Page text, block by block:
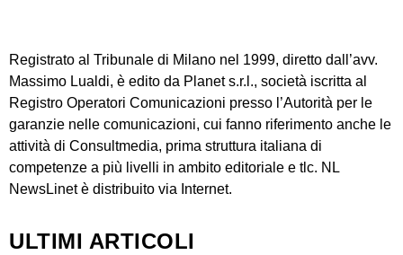
Registrato al Tribunale di Milano nel 1999, diretto dall’avv.
Massimo Lualdi, è edito da Planet s.r.l., società iscritta al
Registro Operatori Comunicazioni presso l’Autorità per le
garanzie nelle comunicazioni, cui fanno riferimento anche le
attività di Consultmedia, prima struttura italiana di
competenze a più livelli in ambito editoriale e tlc. NL
NewsLinet è distribuito via Internet.
ULTIMI ARTICOLI